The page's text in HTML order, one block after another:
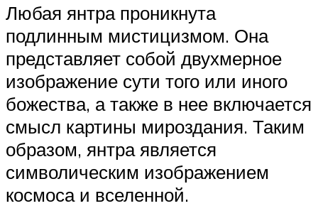
Любая янтра проникнута
подлинным мистицизмом. Она
представляет собой двухмерное
изображение сути того или иного
божества, а также в нее включается
смысл картины мироздания. Таким
образом, янтра является
символическим изображением
космоса и вселенной.